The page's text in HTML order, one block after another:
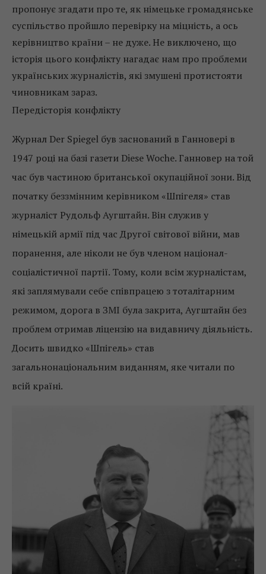
пропонує згадати про те, як німецьке громадянське
суспільство пройшло перевірку на міцність, а ось
керівництво країни – не дуже. Не виключено, що
історія цього конфлікту нагадає нам про проблеми
українських журналістів, які змушені протистояти
чиновникам зараз.
Передісторія конфлікту
Журнал Der Spiegel був заснований в Ганновері в
1947 році на базі газети Diese Woche. Ганновер на той
час був частиною британської окупаційної зони. Від
початку беззмінним керівником «Шпігеля» став
журналіст Рудольф Аугштайн. Він служив у
німецькій армії під час Другої світової війни, мав
поранення, але ніколи не був членом націонал-
соціалістичної партії. Тому, коли всім журналістам,
які заплямували себе співпрацею з тоталітарним
режимом, дорога в ЗМІ була закрита, Аугштайн без
проблем отримав ліцензію на видавничу діяльність.
Досить швидко «Шпігель» став
загальнонаціональним виданням, яке читали по
всій країні.